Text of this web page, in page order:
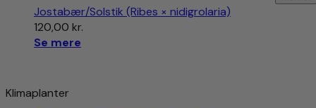
Jostabær/Solstik (Ribes × nidigrolaria)
120,00 kr.
Se mere
Klimaplanter